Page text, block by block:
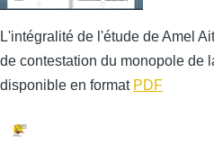
L'intégralité de l'étude de Amel
de contestation du monopole de
disponible en format PDF